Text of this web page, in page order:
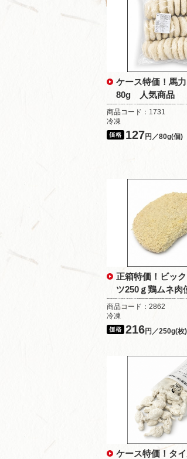
ケース特価！馬
80g 人気商品
商品コード：1731
冷凍
127円／80g(個)
正箱特価！ビッ
ツ250ｇ鶏ムネ肉
商品コード：2862
冷凍
216円／250g(枚)
ケース特価！タ